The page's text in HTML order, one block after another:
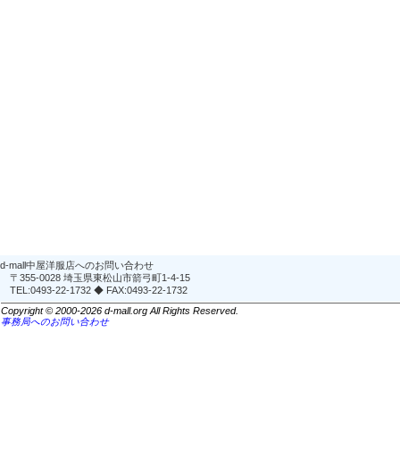
d-mall中屋洋服店へのお問い合わせ
〒355-0028 埼玉県東松山市箭弓町1-4-15
TEL:0493-22-1732 ◆ FAX:0493-22-1732
Copyright © 2000-2026 d-mall.org All Rights Reserved.
事務局へのお問い合わせ